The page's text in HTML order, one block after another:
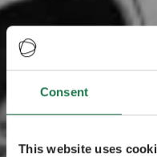
Consent
This website uses